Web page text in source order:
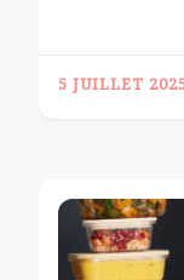
5 JUILLET